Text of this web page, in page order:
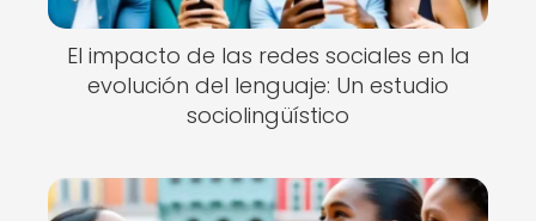
El impacto de las redes sociales en la
evolución del lenguaje: Un estudio
sociolingüístico